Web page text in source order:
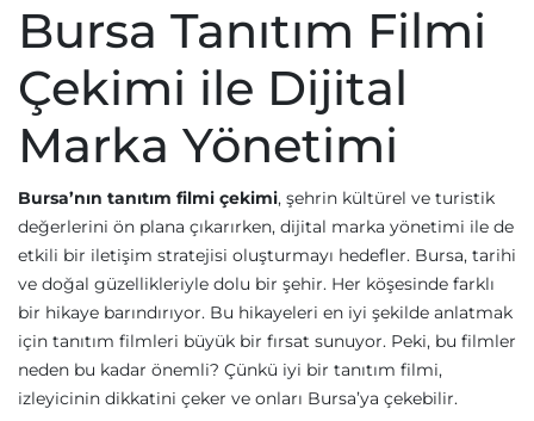
Bursa Tanıtım Filmi
Çekimi ile Dijital
Marka Yönetimi
Bursa’nın tanıtım filmi çekimi, şehrin kültürel ve turistik
değerlerini ön plana çıkarırken, dijital marka yönetimi ile de
etkili bir iletişim stratejisi oluşturmayı hedefler. Bursa, tarihi
ve doğal güzellikleriyle dolu bir şehir. Her köşesinde farklı
bir hikaye barındırıyor. Bu hikayeleri en iyi şekilde anlatmak
için tanıtım filmleri büyük bir fırsat sunuyor. Peki, bu filmler
neden bu kadar önemli? Çünkü iyi bir tanıtım filmi,
izleyicinin dikkatini çeker ve onları Bursa’ya çekebilir.